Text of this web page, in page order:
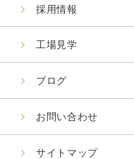
採用情報
工場見学
ブログ
お問い合わせ
サイトマップ